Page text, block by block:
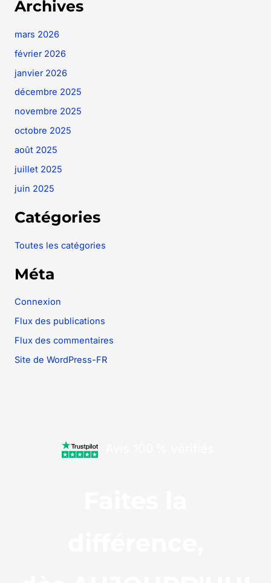
Archives
mars 2026
février 2026
janvier 2026
décembre 2025
novembre 2025
octobre 2025
août 2025
juillet 2025
juin 2025
Catégories
Toutes les catégories
Méta
Connexion
Flux des publications
Flux des commentaires
Site de WordPress-FR